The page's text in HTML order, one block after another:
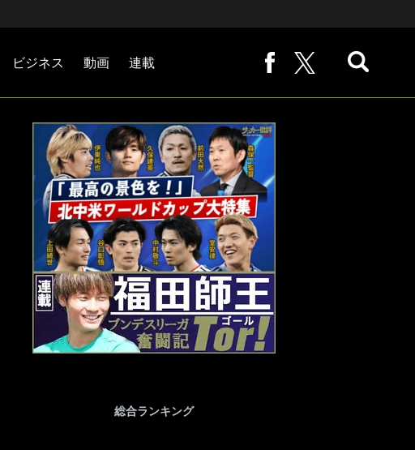
ビジネス 動画 連載
総合ランキング